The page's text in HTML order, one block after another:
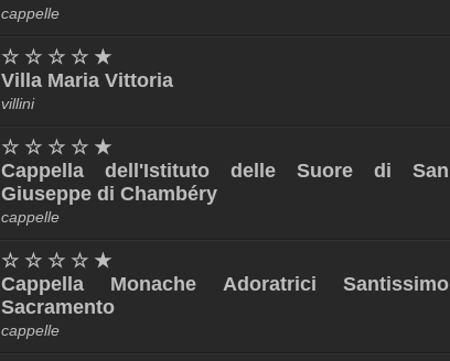
cappelle
☆ ☆ ☆ ☆ ★
Villa Maria Vittoria
villini
☆ ☆ ☆ ☆ ★
Cappella dell'Istituto delle Suore di San
Giuseppe di Chambéry
cappelle
☆ ☆ ☆ ☆ ★
Cappella Monache Adoratrici Santissimo
Sacramento
cappelle